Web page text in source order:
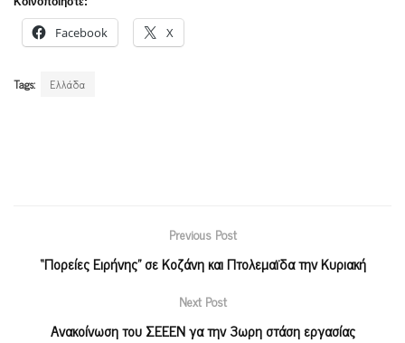
Facebook X
Tags: Ελλάδα
Previous Post
“Πορείες Ειρήνης” σε Κοζάνη και Πτολεμαϊδα την Κυριακή
Next Post
Ανακοίνωση του ΣΕΕΕΝ γα την 3ωρη στάση εργασίας